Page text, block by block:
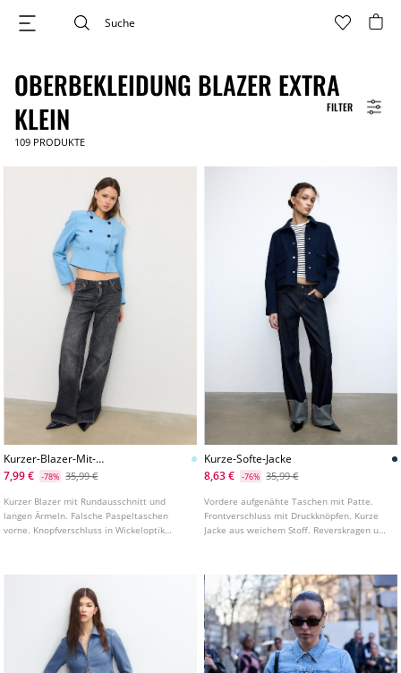
FILTER
OBERBEKLEIDUNG BLAZER EXTRA
KLEIN
109 PRODUKTE
Kurzer-Blazer-Mit-
Rundausschnitt
7,99 € -78% 35,99 €
Kurzer Blazer mit Rundausschnitt und
langen Ärmeln. Falsche Paspeltaschen
vorne. Knopfverschluss in Wickeloptik
Kurze-Softe-Jacke
8,63 €
-76% 35,99 €
Vordere aufgenähte Taschen mit Patte.
Frontverschluss mit Druckknöpfen. Kurze
Jacke aus weichem Stoff. Reverskragen und